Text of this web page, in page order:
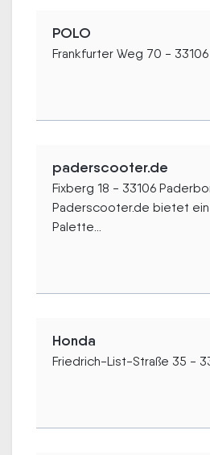
POLO
Frankfurter Weg 70 -
paderscooter.de
Fixberg 18 - 33106
Paderscooter.de bietet
Palette...
Honda
Friedrich-List-Straße 35 -